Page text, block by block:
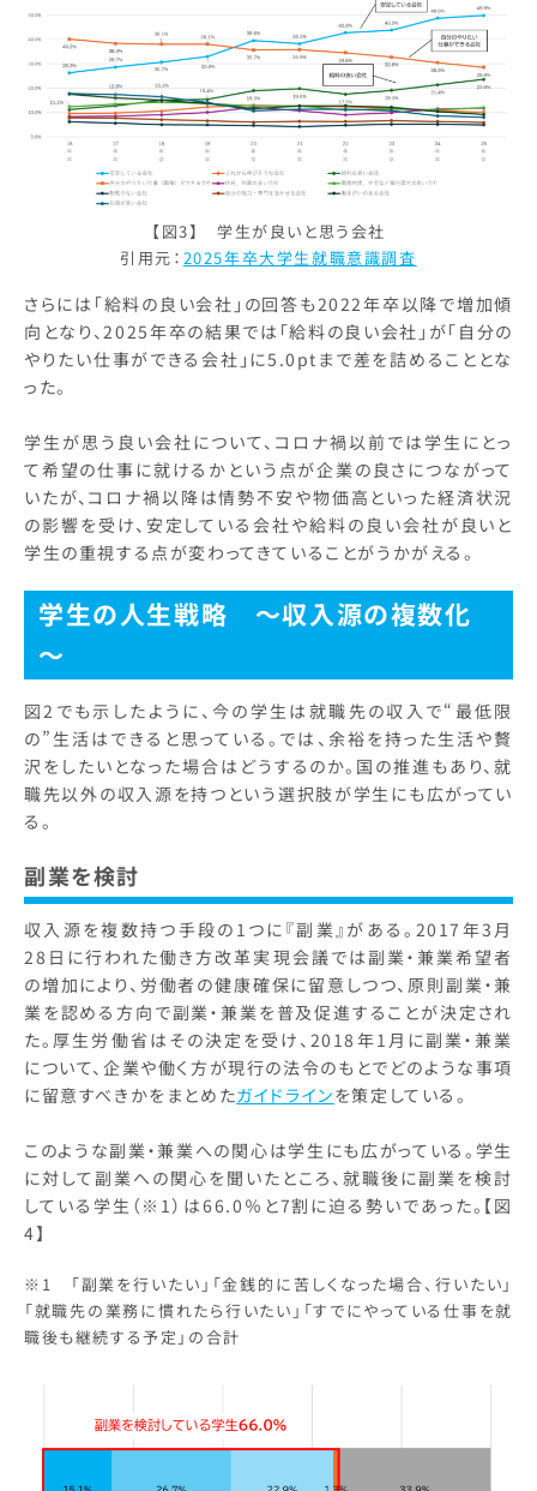
【図3】 学生が良いと思う会社
引用元： 2025年卒大学生就職意識調査
さらには「給料の良い会社」の回答も2022年卒以降で増加傾
向となり、2025年卒の結果では「給料の良い会社」が「自分の
やりたい仕事ができる会社」に5.0ptまで差を詰めることとな
った。
学生が思う良い会社について、コロナ禍以前では学生にとっ
て希望の仕事に就けるかという点が企業の良さにつながって
いたが、コロナ禍以降は情勢不安や物価高といった経済状況
の影響を受け、安定している会社や給料の良い会社が良いと
学生の重視する点が変わってきていることがうかがえる。
学生の人生戦略 ～収入源の複数化
～
図2でも示したように、今の学生は就職先の収入で“最低限
の”生活はできると思っている。では、余裕を持った生活や贅
沢をしたいとなった場合はどうするのか。国の推進もあり、就
職先以外の収入源を持つという選択肢が学生にも広がってい
る。
副業を検討
収入源を複数持つ手段の1つに『副業』がある。2017年3月
28日に行われた働き方改革実現会議では副業・兼業希望者
の増加により、労働者の健康確保に留意しつつ、原則副業・兼
業を認める方向で副業・兼業を普及促進することが決定され
た。厚生労働省はその決定を受け、2018年1月に副業・兼業
について、企業や働く方が現行の法令のもとでどのような事項
に留意すべきかをまとめたガイドラインを策定している。
このような副業・兼業への関心は学生にも広がっている。学生
に対して副業への関心を聞いたところ、就職後に副業を検討
している学生（※1）は66.0％と7割に迫る勢いであった。【図
4】
※1 「副業を行いたい」「金銭的に苦しくなった場合、行いたい」
「就職先の業務に慣れたら行いたい」「すでにやっている仕事を就
職後も継続する予定」の合計